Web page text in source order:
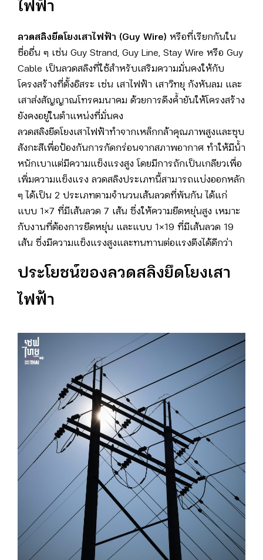
ไฟฟ้า
ลวดสลิงยึดโยงเสาไฟฟ้า (Guy Wire) หรือที่เรียกกันใน
ชื่ออื่น ๆ เช่น Guy Strand, Guy Line, Stay Wire หรือ Guy
Cable เป็นลวดสลิงที่ใช้สำหรับเสริมความมั่นคงให้กับ
โครงสร้างที่ตั้งอิสระ เช่น เสาไฟฟ้า เสาวิทยุ กังหันลม และ
เสาส่งสัญญาณโทรคมนาคม ด้วยการดึงค้ำยันให้โครงสร้าง
ยังคงอยู่ในตำแหน่งที่มั่นคง
ลวดสลิงยึดโยงเสาไฟฟ้าทำจากเหล็กกล้าคุณภาพสูงและชุบ
สังกะสีเพื่อป้องกันการกัดกร่อนจากสภาพอากาศ ทำให้มีน้ำ
หนักเบาแต่มีความแข็งแรงสูง โดยมีการถักเป็นเกลียวเพื่อ
เพิ่มความแข็งแรง ลวดสลิงประเภทนี้สามารถแบ่งออกหลัก
ๆ ได้เป็น 2 ประเภทตามจำนวนเส้นลวดที่พันกัน ได้แก่
แบบ 1×7 ที่มีเส้นลวด 7 เส้น ซึ่งให้ความยืดหยุ่นสูง เหมาะ
กับงานที่ต้องการยืดหยุ่น และแบบ 1×19 ที่มีเส้นลวด 19
เส้น ซึ่งมีความแข็งแรงสูงและทนทานต่อแรงตึงได้ดีกว่า
ประโยชน์ของลวดสลิงยึดโยงเสา
ไฟฟ้า